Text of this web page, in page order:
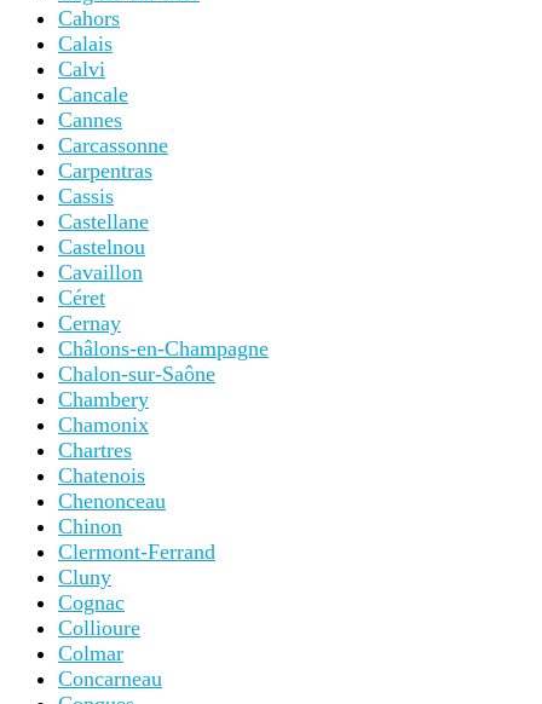
Cahors
Calais
Calvi
Cancale
Cannes
Carcassonne
Carpentras
Cassis
Castellane
Castelnou
Cavaillon
Céret
Cernay
Châlons-en-Champagne
Chalon-sur-Saône
Chambery
Chamonix
Chartres
Chatenois
Chenonceau
Chinon
Clermont-Ferrand
Cluny
Cognac
Collioure
Colmar
Concarneau